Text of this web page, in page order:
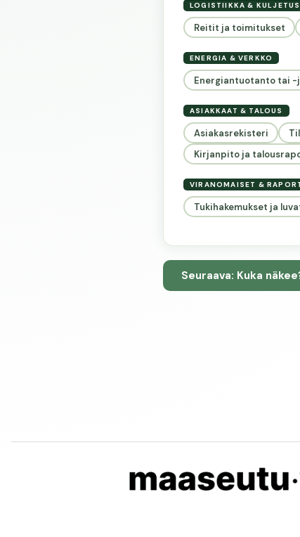
LOGISTIIKKA & KULJETUS
Reitit ja toimitukset
ENERGIA & VERKKO
Energiantuotanto tai -
ASIAKKAAT & TALOUS
Asiakasrekisteri
Kirjanpito ja
VIRANOMAISET &
Tukihakemukset ja
Seuraava: Kuka